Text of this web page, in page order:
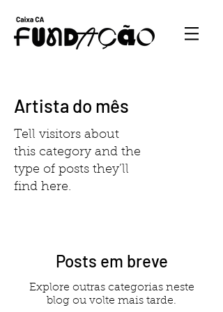
Artista do mês
Tell visitors about
this category and the
type of posts they’ll
find here.
Posts em breve
Explore outras categorias neste
blog ou volte mais tarde.